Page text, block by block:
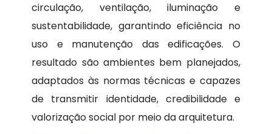
circulação, ventilação, iluminação e
sustentabilidade, garantindo eficiência no
uso e manutenção das edificações. O
resultado são ambientes bem planejados,
adaptados às normas técnicas e capazes
de transmitir identidade, credibilidade e
valorização social por meio da arquitetura.